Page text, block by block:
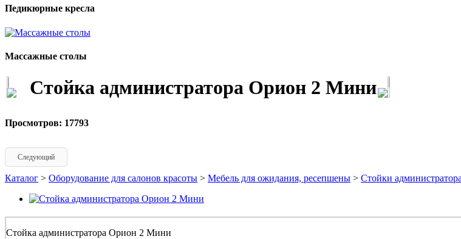
Педикюрные кресла
Массажные столы
Стойка администратора Орион 2 Мини
Просмотров: 17793
Следующий
Каталог > Оборудование для салонов красоты > Мебель для ожидания, ресепшены > Стойки
Стойка администратора Орион 2 Мини